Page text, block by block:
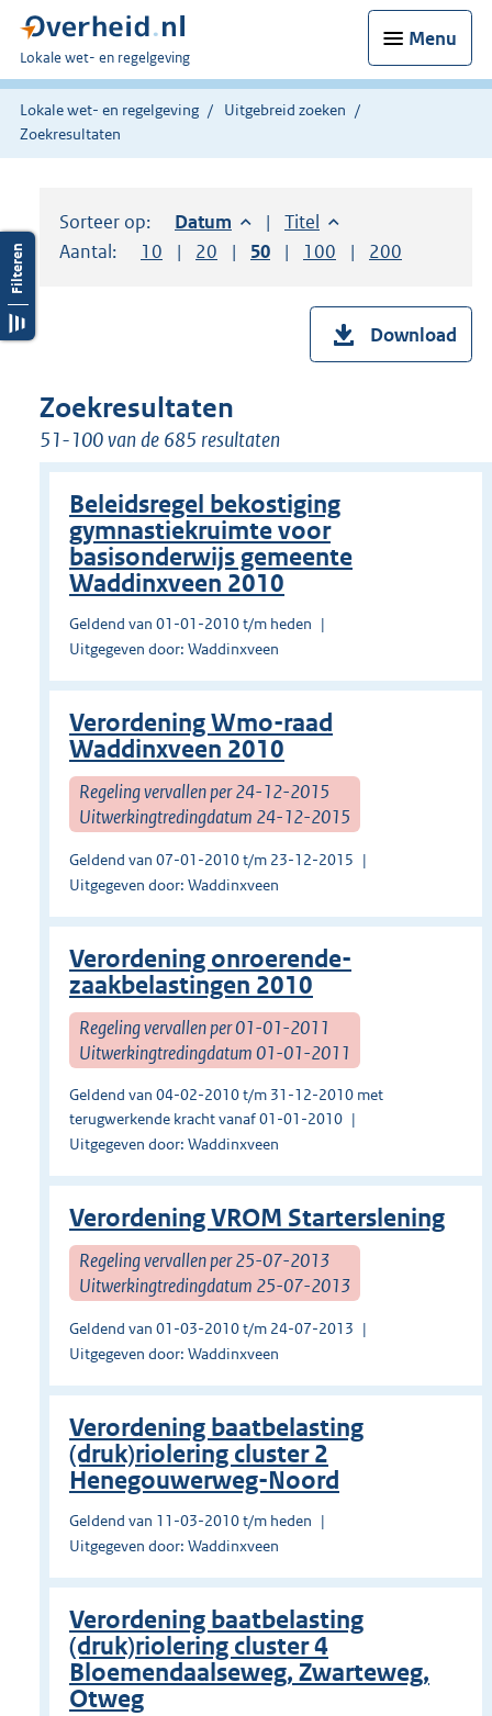
Menu
U
bent
hier:
Lokale wet- en regelgeving
Lokale wet- en regelgeving
Uitgebreid zoeken
Zoekresultaten
Sorteer op: Sorteer op:
Datum aflopendSorteer op:
Titel oplopend
Aantal:
Toon
10 resultaten per pagina
Toon
20 resultaten per pagina
Toon
50 resultaten per pagina
Toon
100 resultaten per
Toon
200
Download
Zoekresultaten
51-100 van de 685 resultaten
Beleidsregel bekostiging
gymnastiekruimte voor
basisonderwijs gemeente
Waddinxveen 2010
Geldend van 01-01-2010 t/m heden
Uitgegeven door: Waddinxveen
Verordening Wmo-raad
Waddinxveen 2010
Regeling vervallen per 24-12-2015
Uitwerkingtredingdatum 24-12-2015
Geldend van 07-01-2010 t/m 23-12-2015
Uitgegeven door: Waddinxveen
Verordening onroerende-
zaakbelastingen 2010
Regeling vervallen per 01-01-2011
Uitwerkingtredingdatum 01-01-2011
Geldend van 04-02-2010 t/m 31-12-2010 met
terugwerkende kracht vanaf 01-01-2010
Uitgegeven door: Waddinxveen
Verordening VROM Starterslening
Regeling vervallen per 25-07-2013
Uitwerkingtredingdatum 25-07-2013
Geldend van 01-03-2010 t/m 24-07-2013
Uitgegeven door: Waddinxveen
Verordening baatbelasting
(druk)riolering cluster 2
Henegouwerweg-Noord
Geldend van 11-03-2010 t/m heden
Uitgegeven door: Waddinxveen
Verordening baatbelasting
(druk)riolering cluster 4
Bloemendaalseweg, Zwarteweg,
Otweg